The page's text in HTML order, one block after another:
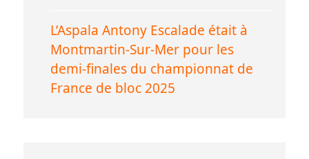
L’Aspala Antony Escalade était à
Montmartin-Sur-Mer pour les
demi-finales du championnat de
France de bloc 2025